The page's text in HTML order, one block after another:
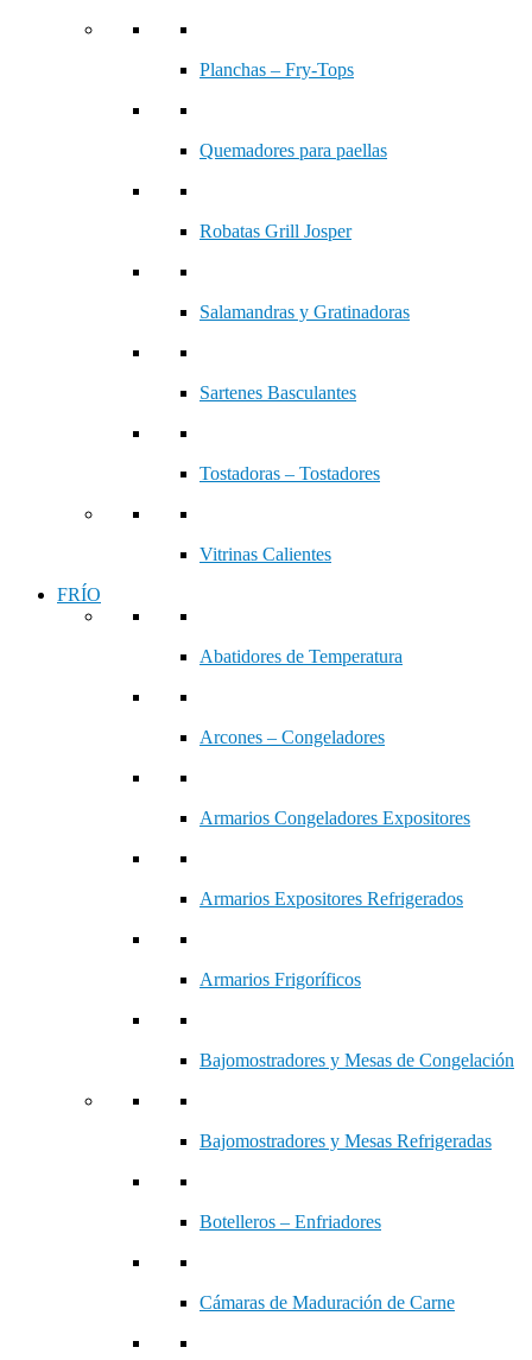
Planchas – Fry-Tops
Quemadores para paellas
Robatas Grill Josper
Salamandras y Gratinadoras
Sartenes Basculantes
Tostadoras – Tostadores
Vitrinas Calientes
FRÍO
Abatidores de Temperatura
Arcones – Congeladores
Armarios Congeladores Expositores
Armarios Expositores Refrigerados
Armarios Frigoríficos
Bajomostradores y Mesas de Congelación
Bajomostradores y Mesas Refrigeradas
Botelleros – Enfriadores
Cámaras de Maduración de Carne